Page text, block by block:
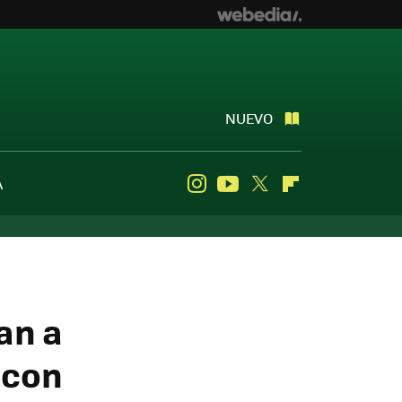
NUEVO
InstagramYoutube
Twitter
a